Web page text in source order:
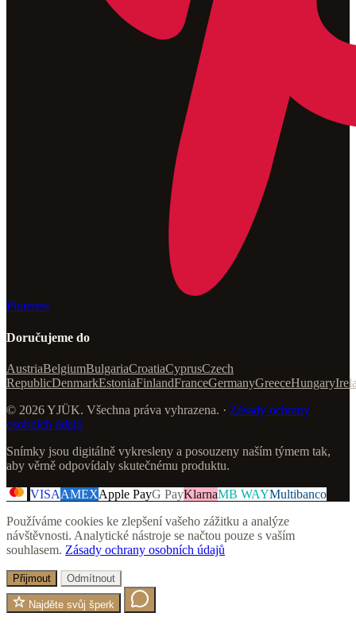
Pinterest
Doručujeme do
AustriaBelgiumBulgariaCroatiaCyprusCzech
RepublicDenmarkEstoniaFinlandFranceGermanyGreeceHungary
© 2026 YJÜK. Všechna práva vyhrazena. · Zásady ochrany
osobních údajů
Snímky jsou digitálně vykresleny a posouzeny naším týmem tak,
aby věrně odpovídaly skutečnému produktu.
VISAAMEXApple PayG PayKlarnaMB WAYMultibanco
Používáme cookies ke zlepšení vašeho zážitku a analýze
návštěvnosti. Analytické nástroje se načtou pouze s vaším
souhlasem. Zásady ochrany osobních údajů
Přijmout Odmítnout
Najděte svůj šperk